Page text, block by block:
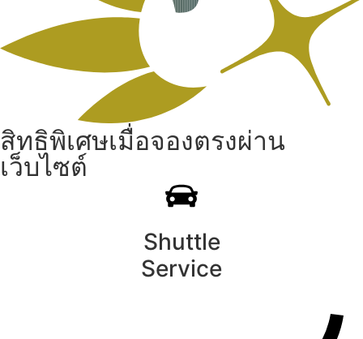
สิทธิพิเศษเมื่อจองตรงผ่าน
เว็บไซต์
Shuttle
Service